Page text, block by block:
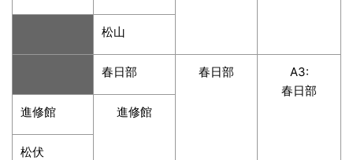
松山
春日部 春日部
A3:
春日部
進修館
進修館
松伏